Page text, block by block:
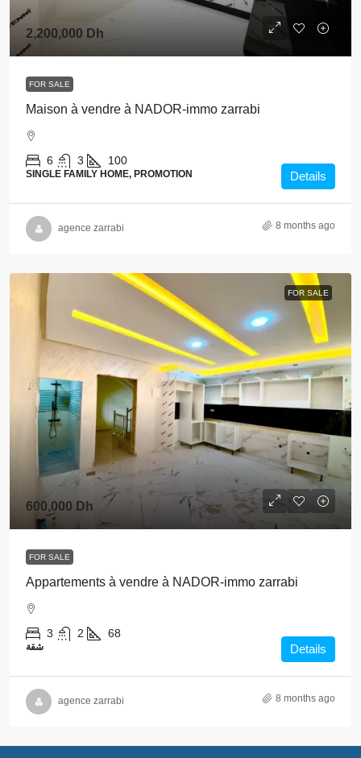
2,200,000 Dh
FOR SALE
Maison à vendre à NADOR-immo zarrabi
6 3 100
SINGLE FAMILY HOME, PROMOTION Details
agence zarrabi 8 months ago
FOR SALE
600,000 Dh
FOR SALE
Appartements à vendre à NADOR-immo zarrabi
3 2 68
شقة Details
agence zarrabi 8 months ago